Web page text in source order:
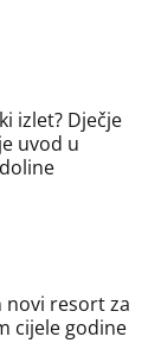
izlet? Dječje
uvod u
novi resort za
cijele godine